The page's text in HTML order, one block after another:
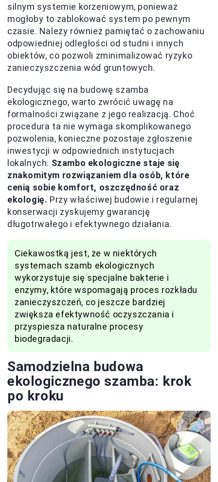
silnym systemie korzeniowym, ponieważ
mogłoby to zablokować system po pewnym
czasie. Należy również pamiętać o zachowaniu
odpowiedniej odległości od studni i innych
obiektów, co pozwoli zminimalizować ryzyko
zanieczyszczenia wód gruntowych.
Decydując się na budowę szamba
ekologicznego, warto zwrócić uwagę na
formalności związane z jego realizacją. Choć
procedura ta nie wymaga skomplikowanego
pozwolenia, konieczne pozostaje zgłoszenie
inwestycji w odpowiednich instytucjach
lokalnych. Szambo ekologiczne staje się
znakomitym rozwiązaniem dla osób, które
cenią sobie komfort, oszczędność oraz
ekologię. Przy właściwej budowie i regularnej
konserwacji zyskujemy gwarancję
długotrwałego i efektywnego działania.
Ciekawostką jest, że w niektórych
systemach szamb ekologicznych
wykorzystuje się specjalne bakterie i
enzymy, które wspomagają proces rozkładu
zanieczyszczeń, co jeszcze bardziej
zwiększa efektywność oczyszczania i
przyspiesza naturalne procesy
biodegradacji.
Samodzielna budowa
ekologicznego szamba: krok
po kroku